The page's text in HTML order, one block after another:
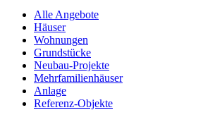
Alle Angebote
Häuser
Wohnungen
Grundstücke
Neubau-Projekte
Mehrfamilienhäuser
Anlage
Referenz-Objekte